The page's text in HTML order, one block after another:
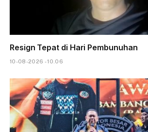
Resign Tepat di Hari Pembunuhan
10-08-2026 - 10.06